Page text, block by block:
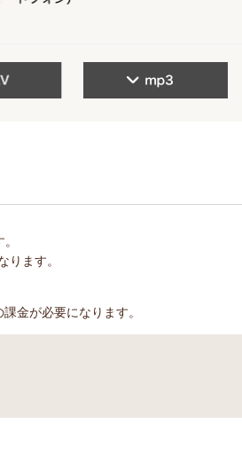
ります。
金が必要になります。